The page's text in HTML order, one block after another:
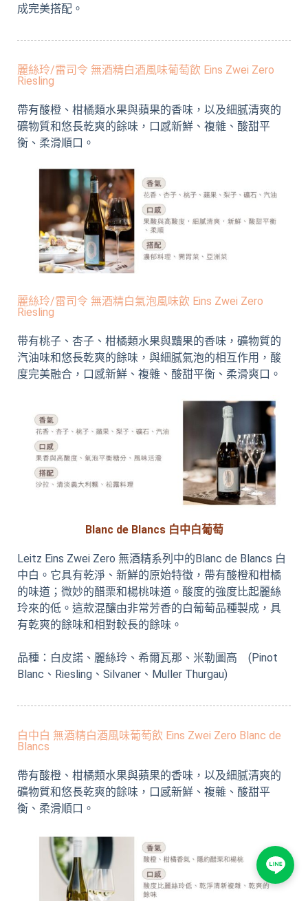
成完美搭配。
麗絲玲/雷司令 無酒精白酒風味葡萄飲 Eins Zwei Zero
Riesling
帶有酸橙、柑橘類水果與蘋果的香味，以及細腻清爽的
礦物質和悠長乾爽的餘味，口感新鮮、複雜、酸甜平
衡、柔滑順口。
麗絲玲/雷司令 無酒精白氣泡風味飲 Eins Zwei Zero
Riesling
带有桃子、杏子、柑橘類水果與黷果的香味，礦物質的
汽油味和悠長乾爽的餘味，與細腻氣泡的相互作用，酸
度完美融合，口感新鮮、複雜、酸甜平衡、柔滑爽口。
Blanc de Blancs 白中白葡萄
Leitz Eins Zwei Zero 無酒精系列中的Blanc de Blancs 白
中白。它具有乾淨、新鮮的原始特徵，帶有酸橙和柑橘
的味道；微妙的醋栗和楊桃味道。酸度的強度比起麗絲
玲來的低。這款混釀由非常芳香的白葡萄品種製成，具
有乾爽的餘味和相對較長的餘味。
品種：白皮諾、麗絲玲、希爾瓦那、米勒圖高 (Pinot
Blanc、Riesling、Silvaner、Muller Thurgau)
白中白 無酒精白酒風味葡萄飲 Eins Zwei Zero Blanc de
Blancs
帶有酸橙、柑橘類水果與蘋果的香味，以及細腻清爽的
礦物質和悠長乾爽的餘味，口感新鮮、複雜、酸甜平
衡、柔滑順口。